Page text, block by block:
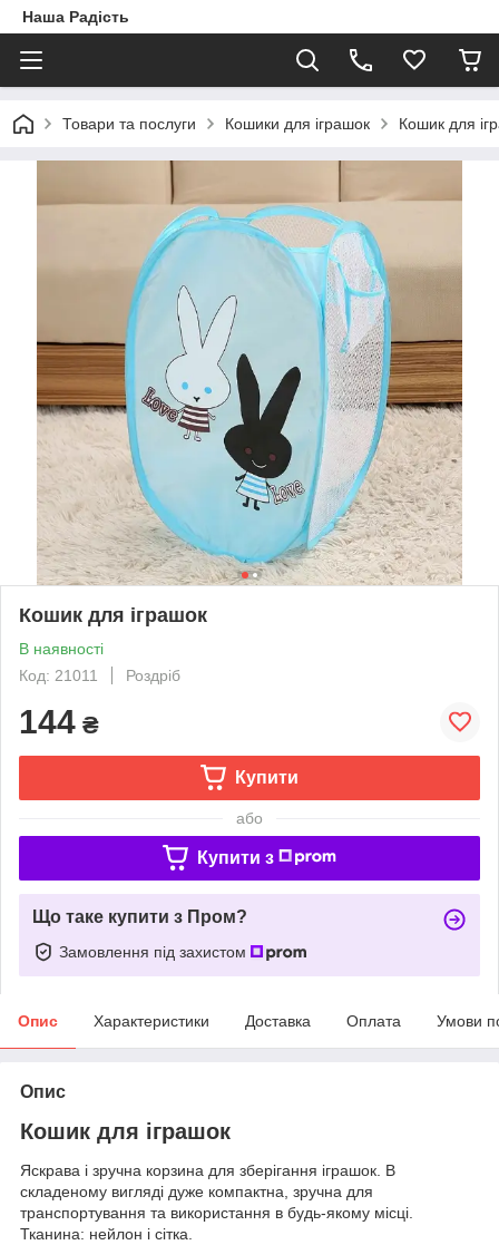
Наша Радість
Товари та послуги Кошики для іграшок Кошик для
Кошик для іграшок
В наявності
Код: 21011
Роздріб
144 ₴
Купити
або
Купити з
Що таке купити з Пром?
Замовлення під захистом
Опис Характеристики Доставка Оплата Умови
Опис
Кошик для іграшок
Яскрава і зручна корзина для зберігання іграшок. В
складеному вигляді дуже компактна, зручна для
транспортування та використання в будь-якому місці.
Тканина: нейлон і сітка.